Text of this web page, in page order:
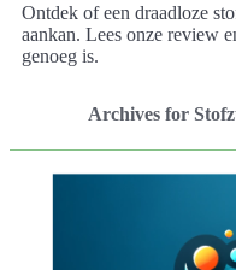
Ontdek of een draadloze
aankan. Lees onze review
genoeg is.
Archives for